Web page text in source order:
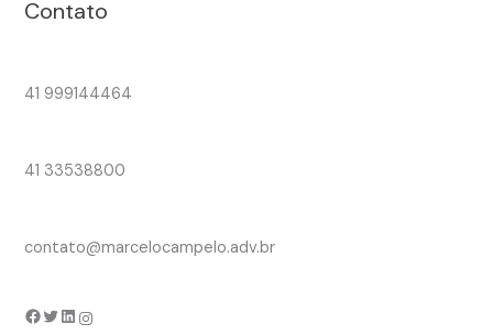
Contato
41 999144464
41 33538800
contato@marcelocampelo.adv.br